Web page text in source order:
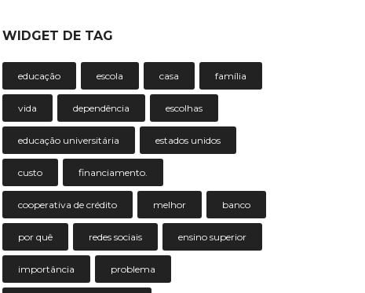
WIDGET DE TAG
educação escola casa família
vida dependência escolhas
educação universitária estados unidos
custo financiamento.
cooperativa de crédito melhor banco
por quê redes sociais ensino superior
importância problema